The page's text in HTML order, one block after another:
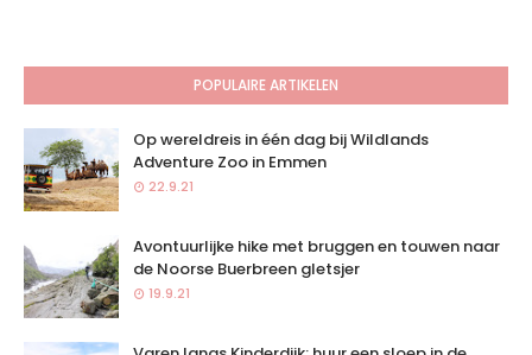
POPULAIRE ARTIKELEN
Op wereldreis in één dag bij Wildlands
Adventure Zoo in Emmen
22.9.21
Avontuurlijke hike met bruggen en touwen naar
de Noorse Buerbreen gletsjer
19.9.21